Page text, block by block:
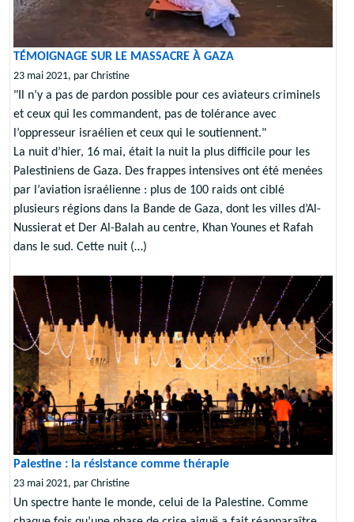
TÉMOIGNAGE SUR LE MASSACRE À GAZA
23 mai 2021, par Christine
"Il n’y a pas de pardon possible pour ces aviateurs criminels
et ceux qui les commandent, pas de tolérance avec
l’oppresseur israélien et ceux qui le soutiennent."
La nuit d’hier, 16 mai, était la nuit la plus difficile pour les
Palestiniens de Gaza. Des frappes intensives ont été menées
par l’aviation israélienne : plus de 100 raids ont ciblé
plusieurs régions dans la Bande de Gaza, dont les villes d’Al-
Nussierat et Der Al-Balah au centre, Khan Younes et Rafah
dans le sud. Cette nuit (…)
Palestine : la résistance comme thérapie
23 mai 2021, par Christine
Un spectre hante le monde, celui de la Palestine. Comme